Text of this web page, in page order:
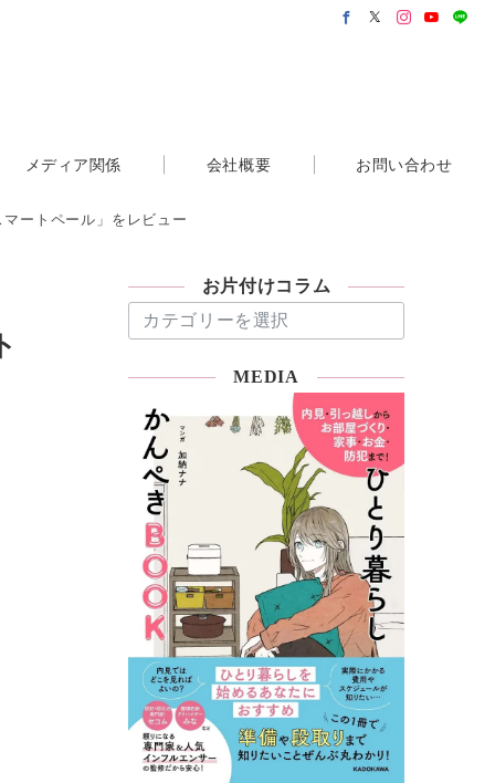
メディア関係 会社概要 お問い合わせ
ートペール」をレビュー
お片付けコラム
片
ム
MEDIA